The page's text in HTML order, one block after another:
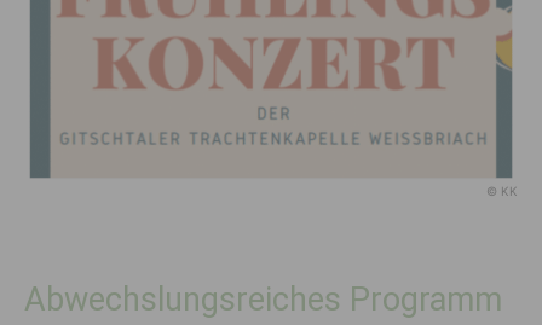
© KK
Abwechslungsreiches Programm